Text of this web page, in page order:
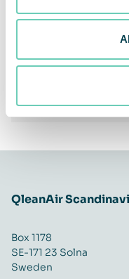
Share This
QleanAir
Box 1178
SE-171 23 Solna
Sweden